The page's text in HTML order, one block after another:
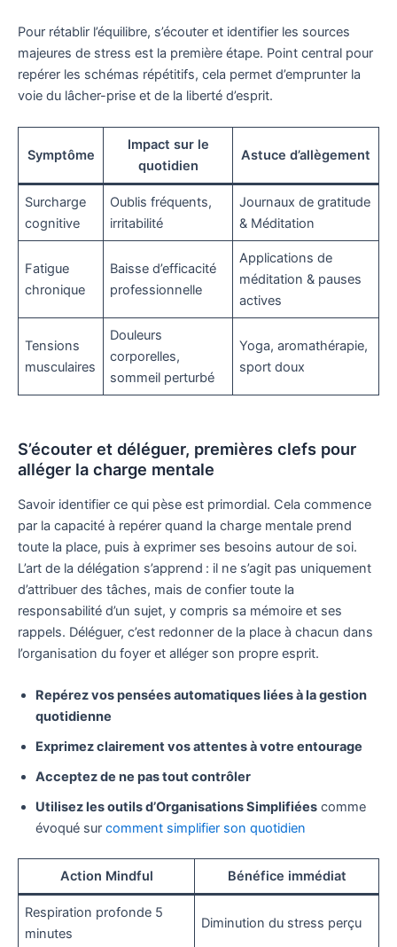
Pour rétablir l’équilibre, s’écouter et identifier les sources
majeures de stress est la première étape. Point central pour
repérer les schémas répétitifs, cela permet d’emprunter la
voie du lâcher-prise et de la liberté d’esprit.
Symptôme
Impact sur le
quotidien
Astuce d’allègement
Surcharge
cognitive
Oublis fréquents,
irritabilité
Journaux de gratitude
& Méditation
Fatigue
chronique
Baisse d’efficacité
professionnelle
Applications de
méditation & pauses
actives
Tensions
musculaires
Douleurs
corporelles,
sommeil perturbé
Yoga, aromathérapie,
sport doux
S’écouter et déléguer, premières clefs pour
alléger la charge mentale
Savoir identifier ce qui pèse est primordial. Cela commence
par la capacité à repérer quand la charge mentale prend
toute la place, puis à exprimer ses besoins autour de soi.
L’art de la délégation s’apprend : il ne s’agit pas uniquement
d’attribuer des tâches, mais de confier toute la
responsabilité d’un sujet, y compris sa mémoire et ses
rappels. Déléguer, c’est redonner de la place à chacun dans
l’organisation du foyer et alléger son propre esprit.
Repérez vos pensées automatiques liées à la gestion
quotidienne
Exprimez clairement vos attentes à votre entourage
Acceptez de ne pas tout contrôler
Utilisez les outils d’Organisations Simplifiées comme
évoqué sur comment simplifier son quotidien
Action Mindful Bénéfice immédiat
Respiration profonde 5
minutes
Diminution du stress perçu